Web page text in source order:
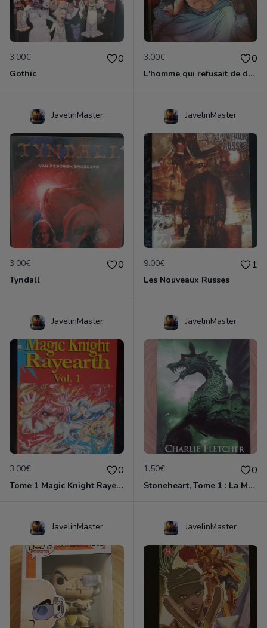
3.00€ 0
Gothic
3.00€ 0
L'homme qui refusait de dormir
JavelinMaster
3.00€ 0
Tyndall
JavelinMaster
9.00€ 1
Les Nouveaux Russes
JavelinMaster
3.00€ 0
Tome 1 Magic Knight Rayearth
JavelinMaster
1.50€ 0
Stoneheart, Tome 1 : La Malédiction de pierre
JavelinMaster JavelinMaster